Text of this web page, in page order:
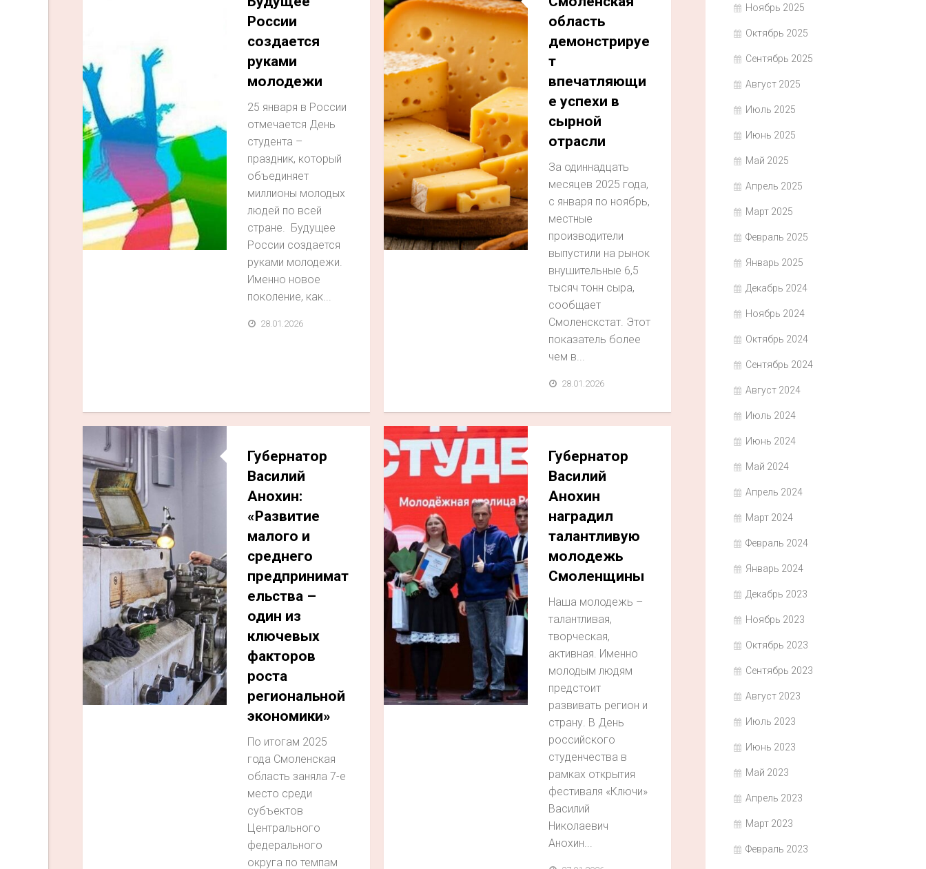
России
создается
руками
молодежи
25 января в России
отмечается День
студента –
праздник, который
объединяет
миллионы молодых
людей по всей
стране. Будущее
России создается
руками молодежи.
Именно новое
поколение, как...
28.01.2026
область
демонстрируе
т
впечатляющи
е успехи в
сырной
отрасли
За одиннадцать
месяцев 2025 года,
с января по ноябрь,
местные
производители
выпустили на рынок
внушительные 6,5
тысяч тонн сыра,
сообщает
Смоленскстат. Этот
показатель более
чем в...
28.01.2026
Губернатор
Василий
Анохин:
«Развитие
малого и
среднего
предпринимат
ельства –
один из
ключевых
факторов
роста
региональной
экономики»
По итогам 2025
года Смоленская
область заняла 7-е
место среди
субъектов
Центрального
федерального
округа по темпам
Губернатор
Василий
Анохин
наградил
талантливую
молодежь
Смоленщины
Наша молодежь –
талантливая,
творческая,
активная. Именно
молодым людям
предстоит
развивать регион и
страну. В День
российского
студенчества в
рамках открытия
фестиваля «Ключи»
Василий
Николаевич
Анохин...
Ноябрь 2025
Октябрь 2025
Сентябрь 2025
Август 2025
Июль 2025
Июнь 2025
Май 2025
Апрель 2025
Март 2025
Февраль 2025
Январь 2025
Декабрь 2024
Ноябрь 2024
Октябрь 2024
Сентябрь 2024
Август 2024
Июль 2024
Июнь 2024
Май 2024
Апрель 2024
Март 2024
Февраль 2024
Январь 2024
Декабрь 2023
Ноябрь 2023
Октябрь 2023
Сентябрь 2023
Август 2023
Июль 2023
Июнь 2023
Май 2023
Апрель 2023
Март 2023
Февраль 2023